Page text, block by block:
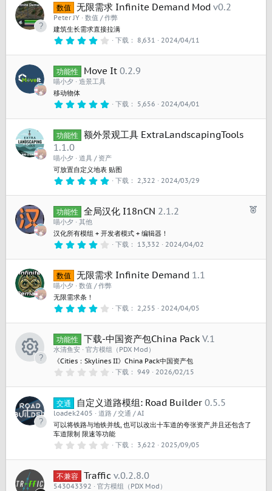
星
数值 无限需求 Infinite Demand Mod v0.2
Peter JY
数值 / 作弊
建筑生长需求直接拉满
4
2
星
下载 8,631 2024/04/11
功能性 Move It 0.2.9
喵小夕
造景工具
移动物体
5
0
星
下载 5,656 2024/04/01
功能性
额外景观工具 ExtraLandscapingTools
1.1.0
喵小夕
道具 / 资产
可放置自定义地表 贴图
5
0
星
下载 2,322 2024/03/29
已
功能性 全局汉化 I18nCN 2.1.2
喵小夕
其他
汉化所有模组 + 开发者模式 + 编辑器！
4
0
星
下载 13,332 2024/04/02
数值 无限需求 Infinite Demand 1.1
喵小夕
数值 / 作弊
无限需求条！
4
0
星
下载 2,255 2024/04/05
资
源
图
标
功能性 下载-中国资产包China Pack V.1
水清鱼安
官方模组（PDX Mod）
《Cities：Skylines II》China Pack中国资产包
0
0
星
下载 949 2026/02/15
交通 自定义道路模组: Road Builder 0.5.5
loadek2405
道路 / 交通 / AI
可以将铁路与地铁并线, 也可以改出十车道的夸张资产,并且还包含了
车道限制 限速等功能
0
0
星
下载 3,622 2025/09/05
不兼容 Traffic v.0.2.8.0
543043392
官方模组（PDX Mod）